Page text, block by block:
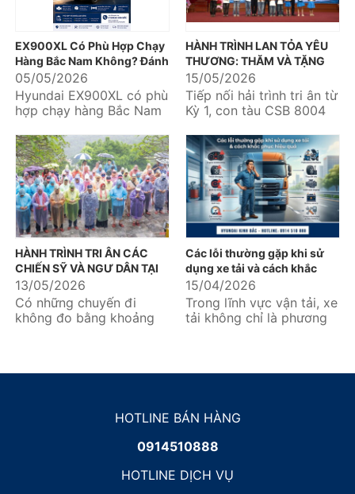
EX900XL Có Phù Hợp Chạy
Hàng Bắc Nam Không? Đánh
Giá Chi Tiết Từ Hyundai Kinh
Bắc
05/05/2026
Hyundai EX900XL có phù
hợp chạy hàng Bắc Nam
nhiều khách hàng vận tải
quan tâm...
HÀNH TRÌNH LAN TỎA YÊU
THƯƠNG: THĂM VÀ TẶNG
QUÀ CÁC CHÁU HỌC SINH
VƯỢT KHÓ NƠI BIỂN ĐẢO
15/05/2026
Tiếp nối hải trình tri ân từ
Kỳ 1, con tàu CSB 8004
công tác do Thiếu
tướng...
HÀNH TRÌNH TRI ÂN CÁC
CHIẾN SỸ VÀ NGƯ DÂN TẠI
ĐẢO HÒN MÊ – ĐẢO BẠCH
LONG VỸ - ĐẢO CÔ TÔ
13/05/2026
Có những chuyến đi
không đo bằng khoảng
Các lỗi thường gặp khi sử
dụng xe tải và cách khắc
phục hiệu quả
15/04/2026
Trong lĩnh vực vận tải, xe
tải không chỉ là phương
HOTLINE BÁN HÀNG
0914510888
HOTLINE DỊCH VỤ